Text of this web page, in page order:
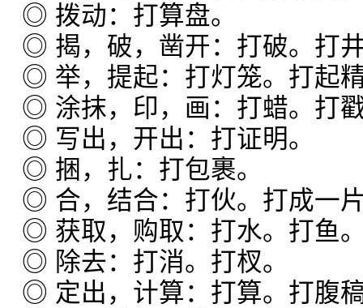
◎ 拨动：打算盘。
◎ 揭，破，凿开：打破。打
◎ 举，提起：打灯笼。打起
◎ 涂抹，印，画：打蜡。打
◎ 写出，开出：打证明。
◎ 捆，扎：打包裹。
◎ 合，结合：打伙。打成一
◎ 获取，购取：打水。打鱼
◎ 除去：打消。打杈。
◎ 定出，计算：打算。打腹